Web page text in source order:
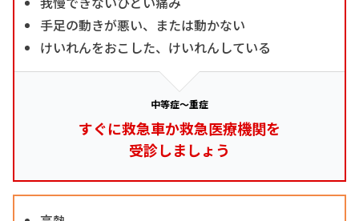
手足の動きが悪い、または動かない
けいれんをおこした、けいれんしている
中等症～重症
すぐに救急車か救急医療機関を
受診しましょう